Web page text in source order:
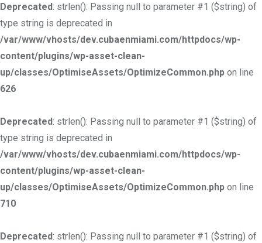
Deprecated: strlen(): Passing null to parameter #1 ($string) of
type string is deprecated in
/var/www/vhosts/dev.cubaenmiami.com/httpdocs/wp-
content/plugins/wp-asset-clean-
up/classes/OptimiseAssets/OptimizeCommon.php on line
626
Deprecated: strlen(): Passing null to parameter #1 ($string) of
type string is deprecated in
/var/www/vhosts/dev.cubaenmiami.com/httpdocs/wp-
content/plugins/wp-asset-clean-
up/classes/OptimiseAssets/OptimizeCommon.php on line
710
Deprecated: strlen(): Passing null to parameter #1 ($string) of